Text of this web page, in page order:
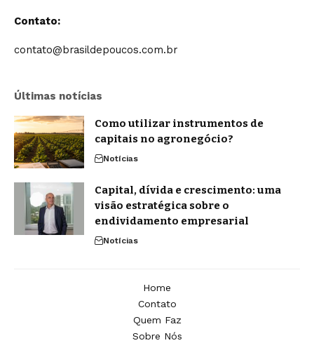
Contato:
contato@brasildepoucos.com.br
Últimas notícias
Como utilizar instrumentos de
capitais no agronegócio?
Notícias
Capital, dívida e crescimento: uma
visão estratégica sobre o
endividamento empresarial
Notícias
Home
Contato
Quem Faz
Sobre Nós